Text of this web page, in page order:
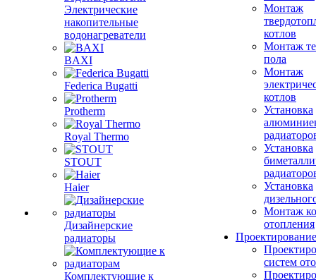
Электрические
накопительные
водонагреватели
BAXI
Federica Bugatti
Protherm
Royal Thermo
STOUT
Haier
Дизайнерские
радиаторы
Комплектующие к
Монтаж
котлов
Монтаж
пола
Монтаж
котлов
Установка
Установка
Установка
Монтаж
отопления
Проектирование
систем